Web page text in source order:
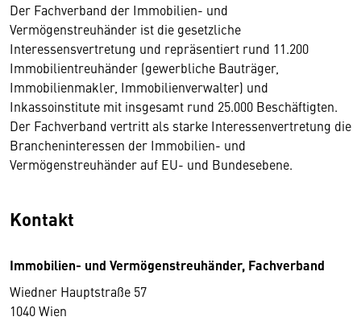
Der Fachverband der Immobilien- und
Vermögenstreuhänder ist die gesetzliche
Interessensvertretung und repräsentiert rund 11.200
Immobilientreuhänder (gewerbliche Bauträger,
Immobilienmakler, Immobilienverwalter) und
Inkassoinstitute mit insgesamt rund 25.000 Beschäftigten.
Der Fachverband vertritt als starke Interessenvertretung die
Brancheninteressen der Immobilien- und
Vermögenstreuhänder auf EU- und Bundesebene.
Kontakt
Immobilien- und Vermögenstreuhänder, Fachverband
Wiedner Hauptstraße 57
1040 Wien